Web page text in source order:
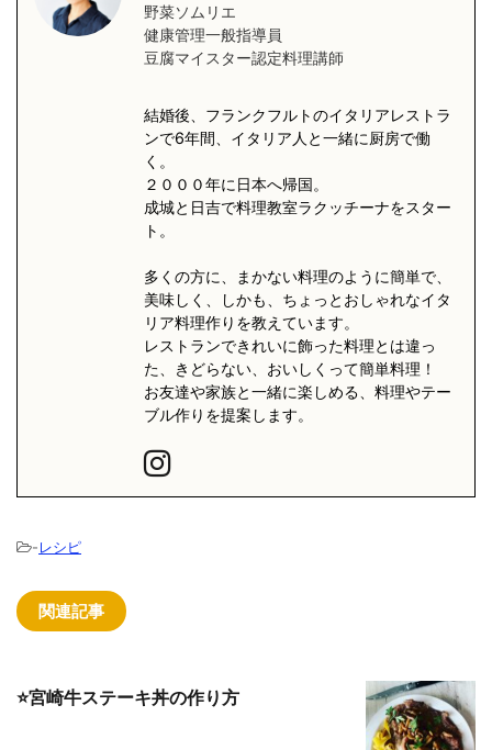
野菜ソムリエ
健康管理一般指導員
豆腐マイスター認定料理講師
結婚後、フランクフルトのイタリアレストラ
ンで6年間、イタリア人と一緒に厨房で働
く。
２０００年に日本へ帰国。
成城と日吉で料理教室ラクッチーナをスター
ト。
多くの方に、まかない料理のように簡単で、
美味しく、しかも、ちょっとおしゃれなイタ
リア料理作りを教えています。
レストランできれいに飾った料理とは違っ
た、きどらない、おいしくって簡単料理！
お友達や家族と一緒に楽しめる、料理やテー
ブル作りを提案します。
-レシピ
関連記事
⭐️宮崎牛ステーキ丼の作り方